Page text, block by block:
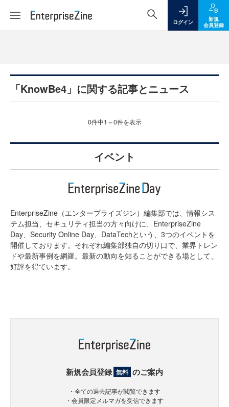
ログイン
新規
会員登録
「KnowBe4」に関する記事とニュース
0件中1～0件を表示
イベント
EnterpriseZine（エンタープライズジン）編集部では、情報シス
テム担当、セキュリティ担当の方々向けに、EnterpriseZine
Day、Security Online Day、DataTechという、3つのイベントを
開催しております。それぞれ編集部独自の切り口で、業界トレン
ドや最新事例を網羅。最新の動向を知ることができる場として、
好評を得ています。
新規会員登録 無料 のご案内
・全ての過去記事が閲覧できます
・会員限定メルマガを受信できます